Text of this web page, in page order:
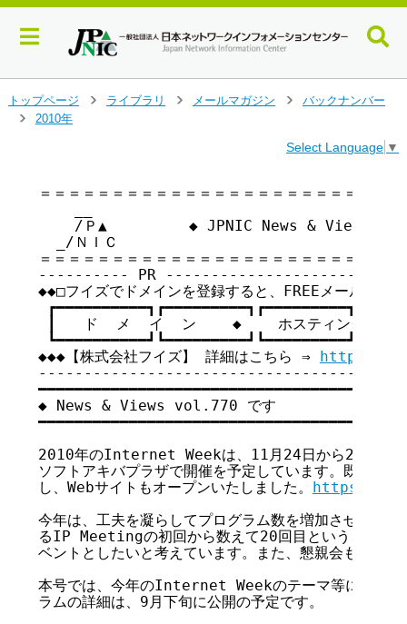
トップページ
ライブラリ
メールマガジン
バックナンバー
2010年
Select Language ▼
＝＝＝＝＝＝＝＝＝＝＝＝＝＝＝＝＝＝＝＝＝＝＝＝
/Ｐ▲         ◆ JPNIC News & Views
  _/ＮＩＣ
＝＝＝＝＝＝＝＝＝＝＝＝＝＝＝＝＝＝＝＝＝＝＝＝
---------- PR
◆◆□フイズでドメインを登録すると、FREEメールを１
┏━━━━━━━━━━┓┏━━━━━━━━━┓┏━━━━━━━━━┓
┃   ド  メ  イ  ン    ◆    ホスティング
┗━━━━━━━━━━┛┗━━━━━━━━━┛┗━━━━━━━━━┛
◆◆◆【株式会社フイズ】 詳細はこちら ⇒ http://
━━━━━━━━━━━━━━━━━━━━━━━━━━━━━━━━━━━
◆ News & Views vol.770 です
━━━━━━━━━━━━━━━━━━━━━━━━━━━━━━━━━━━
2010年のInternet Weekは、11月24日から26日の3
ソフトアキバプラザで開催を予定しています。既にプ
し、Webサイトもオープンいたしました。 https://
今年は、工夫を凝らしてプログラム数を増加させ、
るIP Meetingの初回から数えて20回目という、記念
ベントとしたいと考えています。また、懇親会も実施予
本号では、今年のInternet Weekのテーマ等について
ラムの詳細は、9月下旬に公開の予定です。